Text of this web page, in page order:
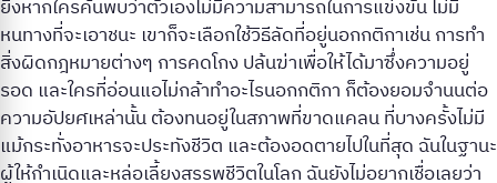
ยิ่งหากใครค้นพบว่าตัวเองไม่มีความสามารถในการแข่งขัน ไม่มี
หนทางที่จะเอาชนะ เขาก็จะเลือกใช้วิธีลัดที่อยู่นอกกติกาเช่น การทำ
สิ่งผิดกฎหมายต่างๆ การคดโกง ปล้นฆ่าเพื่อให้ได้มาซึ่งความอยู่
รอด และใครที่อ่อนแอไม่กล้าทำอะไรนอกกติกา ก็ต้องยอมจำนนต่อ
ความอัปยศเหล่านั้น ต้องทนอยู่ในสภาพที่ขาดแคลน ที่บางครั้งไม่มี
แม้กระทั่งอาหารจะประทังชีวิต และต้องอดตายไปในที่สุด ฉันในฐานะ
ผู้ให้กำเนิดและหล่อเลี้ยงสรรพชีวิตในโลก ฉันยังไม่อยากเชื่อเลยว่า